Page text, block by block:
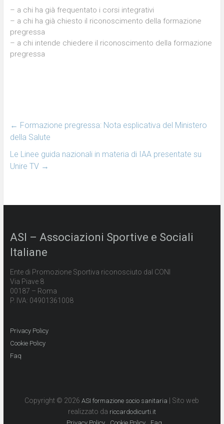
– a chi ha già frequentato i corsi integrativi
– a chi ha già chiesto il riconoscimento della formazione
pregressa
– a chi intende chiedere il riconoscimento della formazione
pregressa
← Formazione pregressa: Nota esplicativa del Ministero
della Salute
Le Linee guida nazionali in materia di IAA presentate su
Unire TV →
ASI – Associazioni Sportive e Sociali
Italiane
Ente di Promozione Sportiva riconosciuto dal CONI
Via Piave 8
00187 – Roma
P. IVA: 04901361008
Privacy Policy
Cookie Policy
Faq
Copyright © 2026ASI formazione socio sanitaria
| Sito web
realizzato da riccardodicurti.it